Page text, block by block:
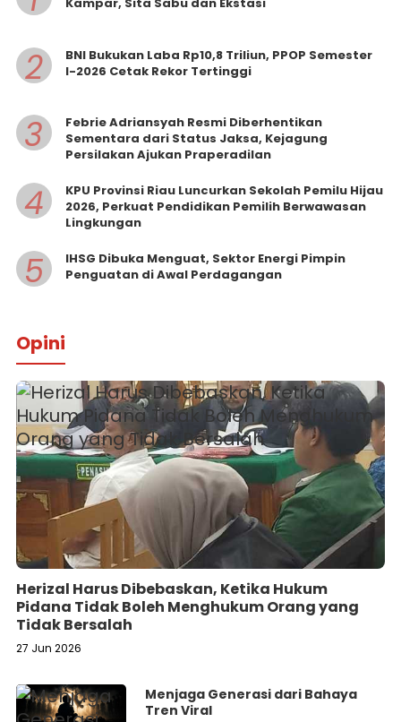
2
BNI Bukukan Laba Rp10,8 Triliun, PPOP Semester
I-2026 Cetak Rekor Tertinggi
3
Febrie Adriansyah Resmi Diberhentikan
Sementara dari Status Jaksa, Kejagung
Persilakan Ajukan Praperadilan
4
KPU Provinsi Riau Luncurkan Sekolah Pemilu Hijau
2026, Perkuat Pendidikan Pemilih Berwawasan
Lingkungan
5
IHSG Dibuka Menguat, Sektor Energi Pimpin
Penguatan di Awal Perdagangan
Opini
Herizal Harus Dibebaskan, Ketika Hukum
Pidana Tidak Boleh Menghukum Orang yang
Tidak Bersalah
27 Jun 2026
Menjaga Generasi dari Bahaya
Tren Viral